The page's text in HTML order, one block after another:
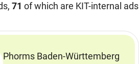
71 of which are KIT-internal ads
Phorms Baden-Württemberg